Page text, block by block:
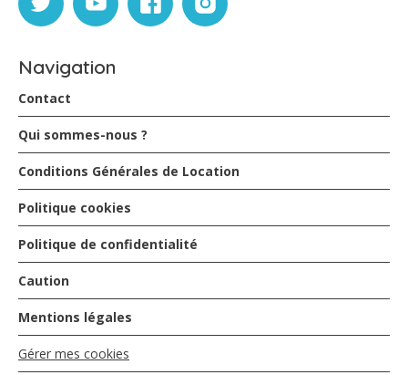
Navigation
Contact
Qui sommes-nous ?
Conditions Générales de Location
Politique cookies
Politique de confidentialité
Caution
Mentions légales
Gérer mes cookies